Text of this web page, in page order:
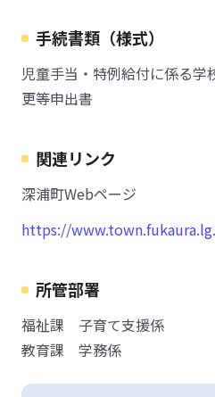
手続書類（様式）
児童手当・特例給付に係る
更等申出書
関連リンク
深浦町Webページ
https://
所管部署
福祉課 子育て支援係
教育課 学務係